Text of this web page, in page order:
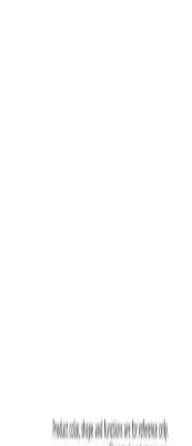
Sistemi Geniş
Çözümü
geniş alanlarda
ve yönetim
Hangi